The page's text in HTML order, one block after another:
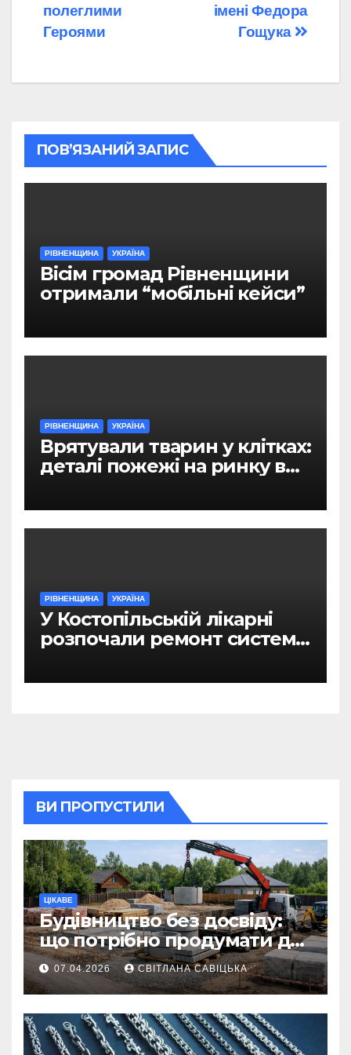
імені Федора
Гощука
полеглими
Героями
ПОВ’ЯЗАНИЙ ЗАПИС
РІВНЕНЩИНА УКРАЇНА
Вісім громад Рівненщини
отримали “мобільні кейси”
РІВНЕНЩИНА УКРАЇНА
Врятували тварин у клітках:
деталі пожежі на ринку в
РІВНЕНЩИНА УКРАЇНА
У Костопільській лікарні
розпочали ремонт системи
ВИ ПРОПУСТИЛИ
ЦІКАВЕ
Будівництво без досвіду:
що потрібно продумати до
першої доставки на
ділянку
07.04.2026 СВІТЛАНА САВІЦЬКА